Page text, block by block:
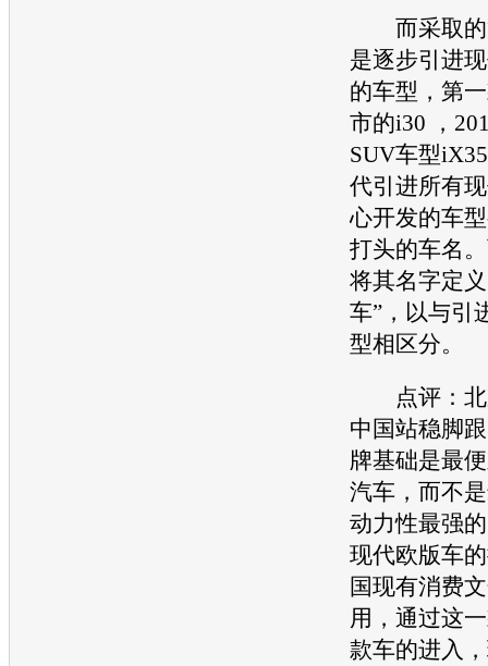
而采取的
是逐步引进
的车型，第
市的i30 ，
SUV车型
代引进所有
心开发的车
打头的车名
将其名字定
车”，以与引
型相区分。
点评：北
中国站稳脚
牌基础是最
汽车，而不
动力性最强
现代欧版车
国现有消费
用，通过这
款车的进入